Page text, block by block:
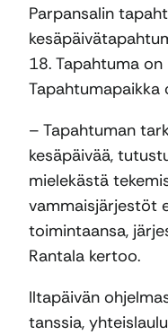
Parpansalin
18. Tapahtuma
Tapahtumapaikka
– Tapahtuman
kesäpäivää,
mielekästä
vammaisjärjestöt
toimintaansa,
Rantala kertoo.
Iltapäivän
tanssia,